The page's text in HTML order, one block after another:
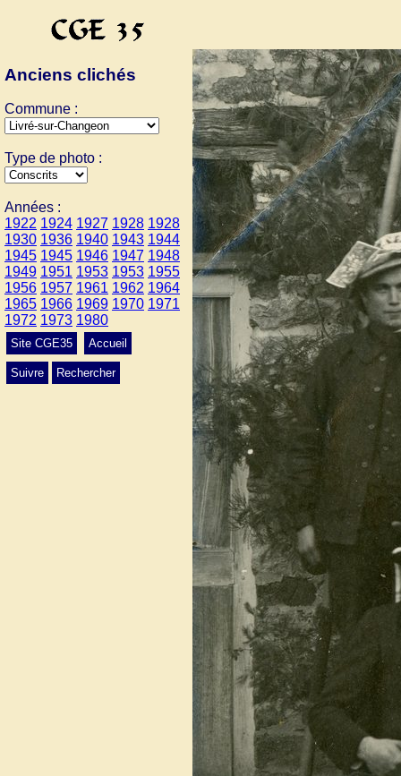
Anciens clichés
Commune :
Type de photo :
Années :
1922 1924 1927 1928 1928
1930 1936 1940 1943 1944
1945 1945 1946 1947 1948
1949 1951 1953 1953 1955
1956 1957 1961 1962 1964
1965 1966 1969 1970 1971
1972 1973 1980
Site CGE35 Accueil
Suivre Rechercher